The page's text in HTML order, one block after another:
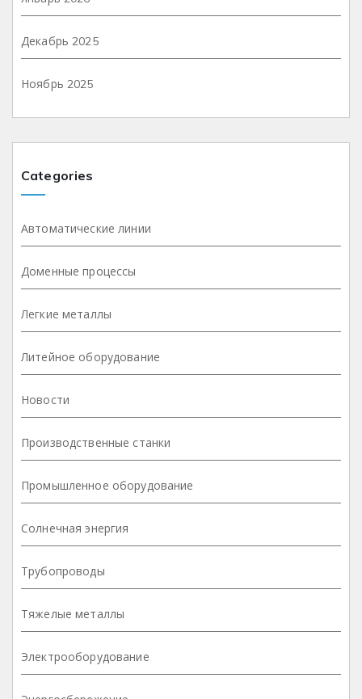
Декабрь 2025
Ноябрь 2025
Categories
Автоматические линии
Доменные процессы
Легкие металлы
Литейное оборудование
Новости
Производственные станки
Промышленное оборудование
Солнечная энергия
Трубопроводы
Тяжелые металлы
Электрооборудование